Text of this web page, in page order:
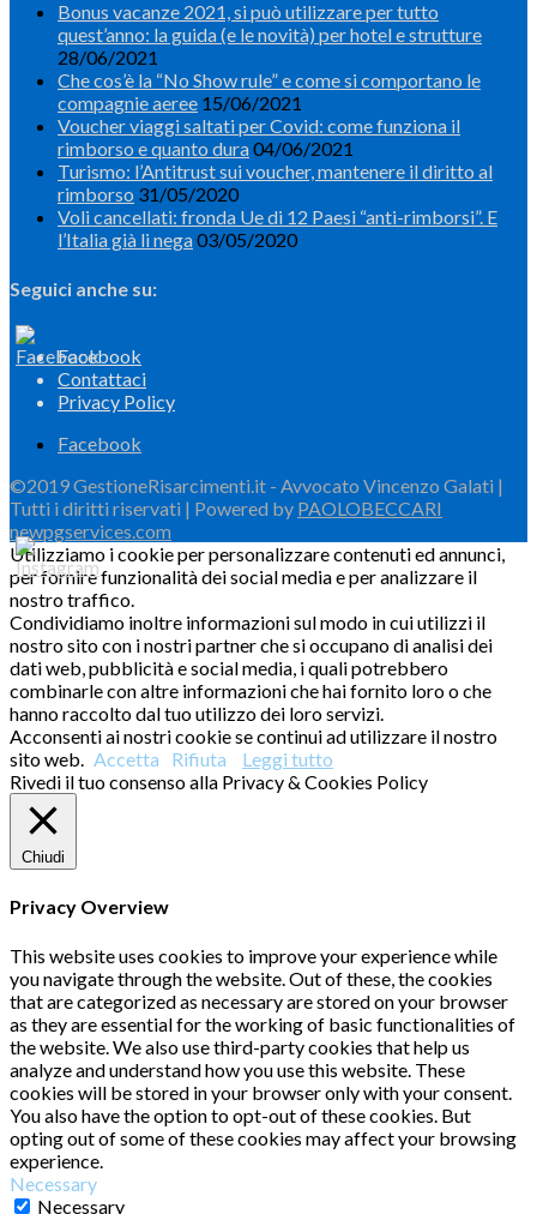
Bonus vacanze 2021, si può utilizzare per tutto
quest’anno: la guida (e le novità) per hotel e strutture
28/06/2021
Che cos’è la “No Show rule” e come si comportano le
compagnie aeree 15/06/2021
Voucher viaggi saltati per Covid: come funziona il
rimborso e quanto dura04/06/2021
Turismo: l’Antitrust sui voucher, mantenere il diritto al
rimborso 31/05/2020
Voli cancellati: fronda Ue di 12 Paesi “anti-rimborsi”. E
l’Italia già li nega03/05/2020
Seguici anche su:
Facebook
Contattaci
Privacy Policy
Facebook
©2019 GestioneRisarcimenti.it - Avvocato Vincenzo Galati |
Tutti i diritti riservati | Powered by PAOLOBECCARI
newpgservices.com
Utilizziamo i cookie per personalizzare contenuti ed annunci,
per fornire funzionalità dei social media e per analizzare il
nostro traffico.
Condividiamo inoltre informazioni sul modo in cui utilizzi il
nostro sito con i nostri partner che si occupano di analisi dei
dati web, pubblicità e social media, i quali potrebbero
combinarle con altre informazioni che hai fornito loro o che
hanno raccolto dal tuo utilizzo dei loro servizi.
Acconsenti ai nostri cookie se continui ad utilizzare il nostro
sito web. Accetta Rifiuta
Leggi tutto
Rivedi il tuo consenso alla Privacy & Cookies Policy
Chiudi
Privacy Overview
This website uses cookies to improve your experience while
you navigate through the website. Out of these, the cookies
that are categorized as necessary are stored on your browser
as they are essential for the working of basic functionalities of
the website. We also use third-party cookies that help us
analyze and understand how you use this website. These
cookies will be stored in your browser only with your consent.
You also have the option to opt-out of these cookies. But
opting out of some of these cookies may affect your browsing
experience.
Necessary
Necessary